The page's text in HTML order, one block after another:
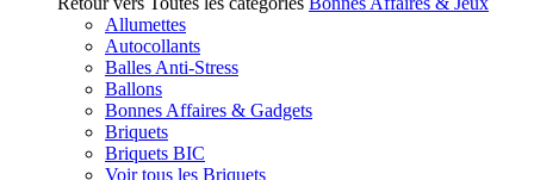
Allumettes
Autocollants
Balles Anti-Stress
Ballons
Bonnes Affaires & Gadgets
Briquets
Briquets BIC
Voir tous les Briquets